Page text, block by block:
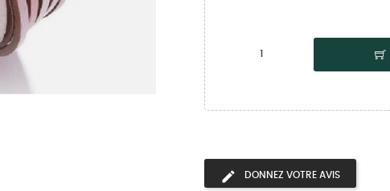
DONNEZ VOTRE AVIS